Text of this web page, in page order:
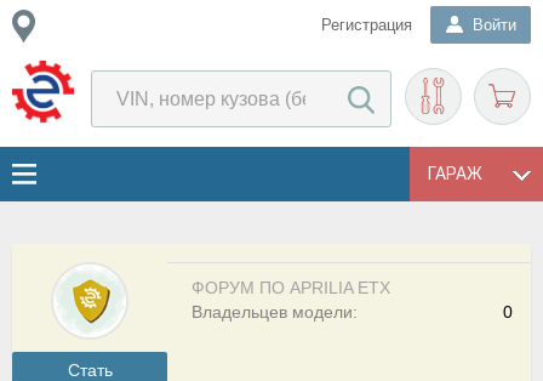
Регистрация Войти
ГАРАЖ
Cтать
ФОРУМ ПО APRILIA ETX
0
Владельцев модели: